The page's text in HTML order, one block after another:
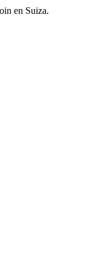
en Suiza.